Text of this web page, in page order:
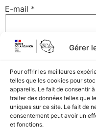
Gérer
Pour offrir les meilleures
telles que les cookies pour
appareils. Le fait de consentir
traiter des données telles que
uniques sur ce site. Le fait de
consentement peut avoir un
et fonctions.
E-mail *
Site web
Enregistrer mon nom,
navigateur pour mon